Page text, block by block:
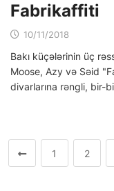
Fabrikaffiti
10/11/2018
Bakı küçələrinin üç
Moose, Azy və Səid
divarlarına rəngli, bir-
1 2